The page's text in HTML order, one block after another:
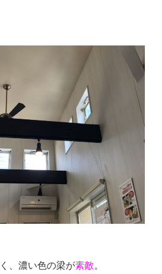
、濃い色の梁が素敵。